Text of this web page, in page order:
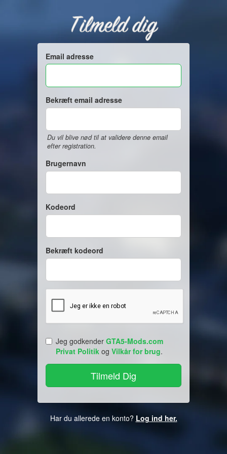
Tilmeld dig
Email adresse
Bekræft email adresse
Du vil blive nød til at validere denne email
efter registration.
Brugernavn
Kodeord
Bekræft kodeord
Jeg godkender GTA5-Mods.com
Privat Politik og Vilkår for brug.
Har du allerede en konto? Log ind her.